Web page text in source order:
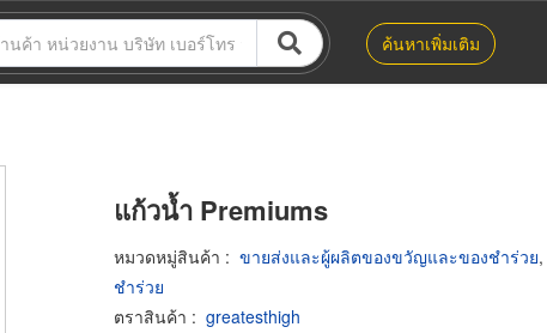
ค้นหาเพิ่มเติม
แก้วน้ำ Premiums
หมวดหมู่สินค้า : ขายส่งและผู้ผลิตของขวัญและของชำร่วย,
ชำร่วย
ตราสินค้า : greatesthigh